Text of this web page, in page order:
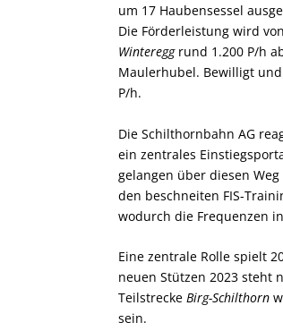
um 17 Haubensessel
Die Förderleistung wird
Wintereggrund 1.200 P/h
Maulerhubel. Bewilligt
P/h.
Die Schilthornbahn AG
ein zentrales
gelangen über diesen
den beschneiten FIS-
wodurch die Frequenzen
Eine zentrale Rolle spielt
neuen Stützen 2023 steht
Teilstrecke Birg-Schilthorn
sein.